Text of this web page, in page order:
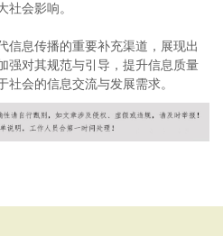
社会影响。
信息传播的重要补充渠道，展现出
强对其规范与引导，提升信息质量
会的信息交流与发展需求。